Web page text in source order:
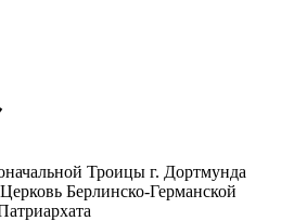
Троицы г. Дортмунда
Берлинско-Германской